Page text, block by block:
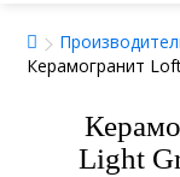
Керамогранит
Light